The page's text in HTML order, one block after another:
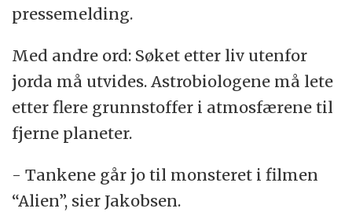
pressemelding.
Med andre ord: Søket etter liv utenfor
jorda må utvides. Astrobiologene må lete
etter flere grunnstoffer i atmosfærene til
fjerne planeter.
- Tankene går jo til monsteret i filmen
“Alien”, sier Jakobsen.